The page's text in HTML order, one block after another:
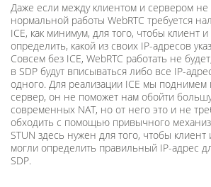
Даже если между клиентом и сервером не
нормальной работы WebRTC требуется
ICE, как минимум, для того, чтобы клиент
определить, какой из своих IP-адресов
Совсем без ICE, WebRTC работать не
в SDP будут вписываться либо все IP-
одного. Для реализации ICE мы поднимем
сервер, он не поможет нам обойти
современных NAT, но от него это и не
обходить с помощью привычного
STUN здесь нужен для того, чтобы клиент
могли определить правильный IP-адрес
SDP.